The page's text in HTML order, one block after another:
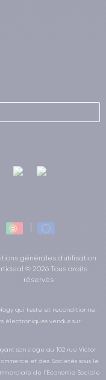
générales d'utilisation
© 2026 Tous droits
réservés
qui teste et reconditionne,
électroniques vendus sur
son siège au 102 rue Victor
et des Sociétés sous le
de l’Economie Sociale